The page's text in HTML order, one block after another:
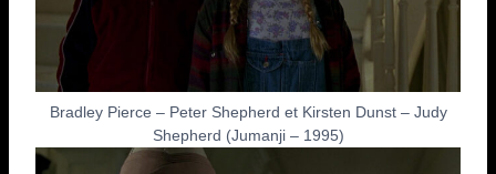
Bradley Pierce – Peter Shepherd et Kirsten Dunst – Judy
Shepherd (Jumanji – 1995)